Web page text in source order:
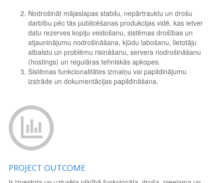
Nodrošināt mājaslapas stabilu, nepārtrauktu un drošu
darbību pēc tās publicēšanas produkcijas vidē, kas ietver
datu rezerves kopiju veidošanu, sistēmas drošības un
atjauninājumu nodrošināšana, kļūdu labošanu, lietotāju
atbalstu un problēmu risināšanu, servera nodrošināšanu
(hostings) un regulāras tehniskās apkopes.
Sistēmas funkcionalitātes izmaiņu vai papildinājumu
izstrāde un dokumentācijas papildināšana.
PROJECT OUTCOME